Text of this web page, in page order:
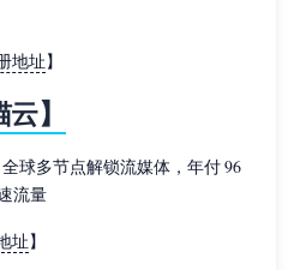
地址】
】
球多节点解锁流媒体，年付 96
流量
址】